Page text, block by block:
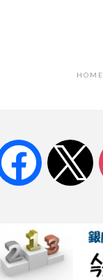
HOME
facebook